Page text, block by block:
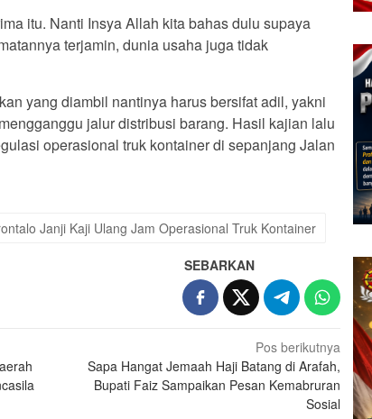
itu. Nanti Insya Allah kita bahas dulu supaya
terjamin, dunia usaha juga tidak
yang diambil nantinya harus bersifat adil, yakni
jalur distribusi barang. Hasil kajian lalu
operasional truk kontainer di sepanjang Jalan
Janji Kaji Ulang Jam Operasional Truk Kontainer
SEBARKAN
Pos berikutnya
Sapa Hangat Jemaah Haji Batang di Arafah,
Bupati Faiz Sampaikan Pesan Kemabruran
Sosial